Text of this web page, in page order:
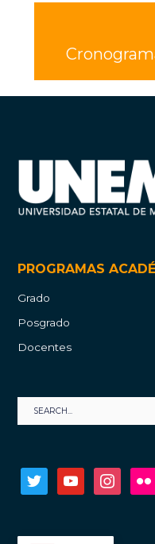
PROGRAMAS
Grado
Posgrado
Docentes
twitter youtube